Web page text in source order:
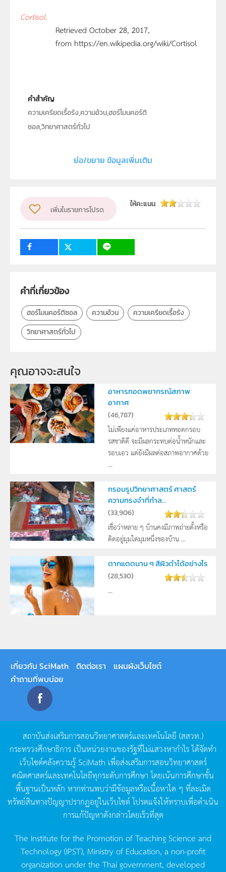
Cortisol.
Retrieved October 28, 2017,
from https://en.wikipedia.org/wiki/Cortisol
คำสำคัญ
ความเครียดเรื้อรัง,ความอ้วน,ฮอร์โมนคอร์ติ
ซอล,วิทยาศาสตร์ทั่วไป
พรรณพร กะตะจิตต์
วิชา
ม.4, ม.5, ม.6
กลุ่มเป้าหมาย
ย่อ/ขยาย ข้อมูลเพิ่มเติม
เพิ่มในรายการโปรด
ให้คะแนน
คำที่เกี่ยวข้อง
ฮอร์โมนคอร์ติซอล ความอ้วน
ความเครียดเรื้อรัง
วิทยาศาสตร์ทั่วไป
คุณอาจจะสนใจ
อาหารทอดพยากรณ์สภาพ
อากาศ
(46,787)
ไม่เพียงแค่อาหารประเภททอดกรอบ
รสชาติดี จะมีผลกระทบต่อน้ำหนักและ
รอบเอว แต่ยังมีผลต่อสภาพอากาศด้วย
...
กรอบรูปวิทยาศาสตร์ ศาสตร์
ความทรงจำที่กำล...
(33,906)
เชื่อว่าหลาย ๆ บ้านคงมีภาพถ่ายตั้งหรือ
ติดอยู่มุมใดมุมหนึ่งของบ้าน ...
ตากแดดนาน ๆ สีผิวดำได้อย่างไร
(28,530)
...
เกี่ยวกับ SciMath ติดต่อเรา
แผนผังเว็บไซต์
คำถามที่พบบ่อย
สถาบันส่งเสริมการสอนวิทยาศาสตร์และเทคโนโลยี (สสวท.)
กระทรวงศึกษาธิการ เป็นหน่วยงานของรัฐที่ไม่แสวงหากำไรได้จัดทำ
เว็บไซต์คลังความรู้SciMath เพื่อส่งเสริมการสอนวิทยาศาสตร์
คณิตศาสตร์และเทคโนโลยีทุกระดับการศึกษา โดยเน้นการศึกษาขั้น
พื้นฐานเป็นหลัก หากท่านพบว่ามีข้อมูลหรือเนื้อหาใด ๆ ที่ละเมิด
ทรัพย์สินทางปัญญาปรากฏอยู่ในเว็บไซต์โปรดแจ้งให้ทราบเพื่อดำเนิน
การแก้ปัญหาดังกล่าวโดยเร็วที่สุด
The Institute for the Promotion of Teaching Science and
Technology (IPST), Ministry of Education, a non-profit
organization under the Thai government, developed